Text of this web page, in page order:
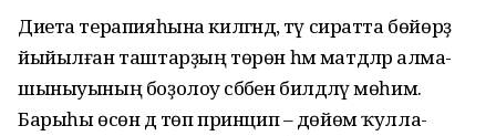
Диета терапияһына килгәндә, тәү сиратта бөйөрҙә
йыйылған таш­тарҙың төрөн һәм мат­дәләр алма­
шыны­уының боҙолоу сәбәбен билдәләү мөһим.
Барыһы өсөн дә төп принцип – дөйөм ҡулла­